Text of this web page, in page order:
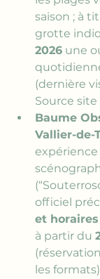
saison ; à
grotte
2026 une
(dernière
Source site
Baume
Vallier-de-
officiel
et horaires
à partir du
les